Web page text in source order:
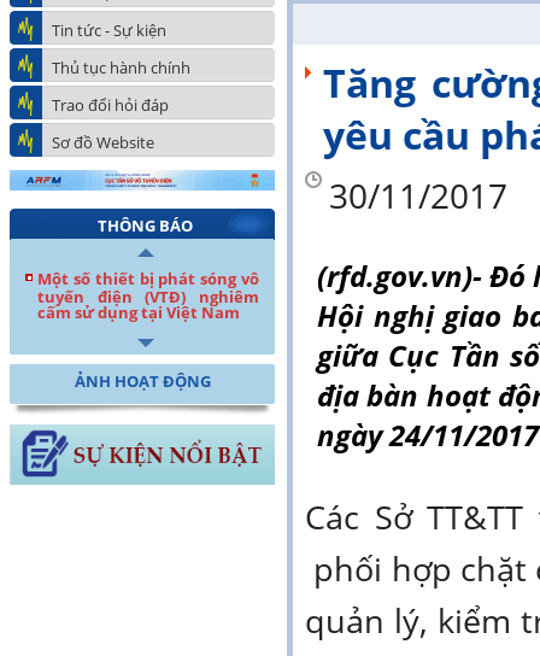
Tin tức - Sự kiện
Thủ tục hành chính
Trao đổi hỏi đáp
Sơ đồ Website
THÔNG BÁO
Một số thiết bị phát sóng vô
tuyến điện (VTĐ) nghiêm
cấm sử dụng tại Việt Nam
ẢNH HOẠT ĐỘNG
Tăng
yêu cầu
30/11/2017
(rfd.gov.vn)-
Hội nghị giao
giữa Cục Tần
địa bàn hoạt
ngày 24/11/
Các Sở
phối hợp chặt
quản lý, kiểm